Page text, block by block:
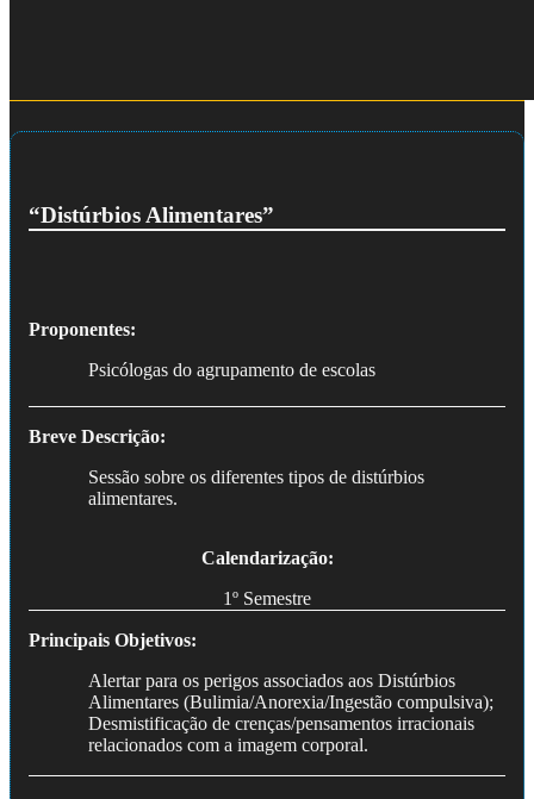
“Distúrbios Alimentares”
Proponentes:
Psicólogas do agrupamento de escolas
Breve Descrição:
Sessão sobre os diferentes tipos de distúrbios
alimentares.
Calendarização:
1º Semestre
Principais Objetivos:
Alertar para os perigos associados aos Distúrbios
Alimentares (Bulimia/Anorexia/Ingestão compulsiva);
Desmistificação de crenças/pensamentos irracionais
relacionados com a imagem corporal.